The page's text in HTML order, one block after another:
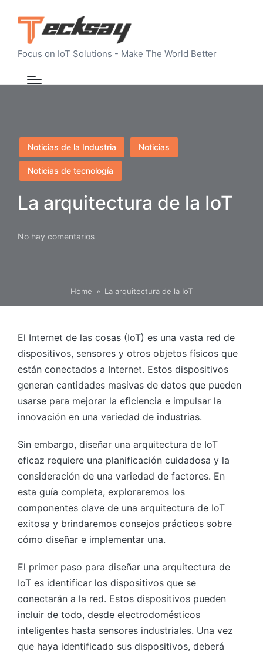
Focus on IoT Solutions - Make The World Better
Publicado
en
Noticias de la Industria Noticias
Noticias de tecnología
La arquitectura de la IoT
No hay comentarios
Home » La arquitectura de la IoT
El Internet de las cosas (IoT) es una vasta red de
dispositivos, sensores y otros objetos físicos que
están conectados a Internet. Estos dispositivos
generan cantidades masivas de datos que pueden
usarse para mejorar la eficiencia e impulsar la
innovación en una variedad de industrias.
Sin embargo, diseñar una arquitectura de IoT
eficaz requiere una planificación cuidadosa y la
consideración de una variedad de factores. En
esta guía completa, exploraremos los
componentes clave de una arquitectura de IoT
exitosa y brindaremos consejos prácticos sobre
cómo diseñar e implementar una.
El primer paso para diseñar una arquitectura de
IoT es identificar los dispositivos que se
conectarán a la red. Estos dispositivos pueden
incluir de todo, desde electrodomésticos
inteligentes hasta sensores industriales. Una vez
que haya identificado sus dispositivos, deberá